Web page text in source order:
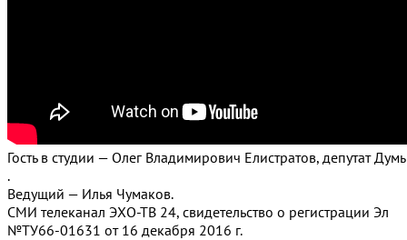
Гость в студии — Олег Владимирович Елистратов, депутат
.
Ведущий — Илья Чумаков.
СМИ телеканал ЭХО-ТВ 24, свидетельство о регистрации Эл
№ТУ66-01631 от 16 декабря 2016 г.